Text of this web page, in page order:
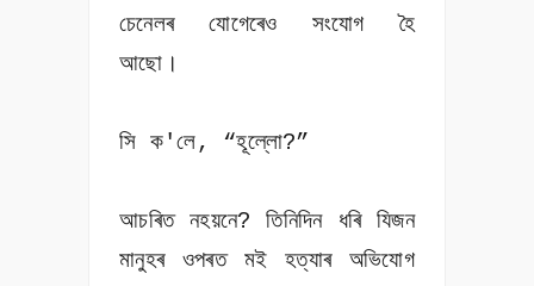
চেনেলৰ যোগেৰেও সংযোগ হৈ
আছো।
সি ক'লে, “হূল্লো?”
আচৰিত নহয়নে? তিনিদিন ধৰি যিজন
মানুহৰ ওপৰত মই হত্যাৰ অভিযোগ